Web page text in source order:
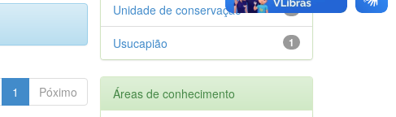
1 Póximo
1
Unidade de conservação
1
Usucapião
Áreas de conhecimento